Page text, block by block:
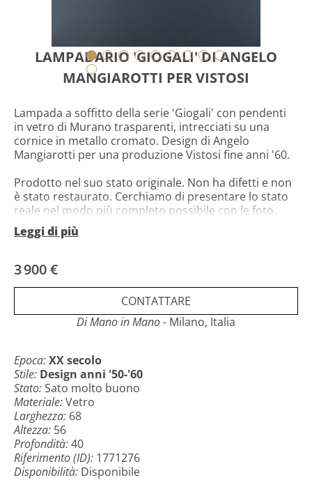
LAMPADARIO 'GIOGALI' DI ANGELO
MANGIAROTTI PER VISTOSI
Lampada a soffitto della serie 'Giogali' con pendenti
in vetro di Murano trasparenti, intrecciati su una
cornice in metallo cromato. Design di Angelo
Mangiarotti per una produzione Vistosi fine anni '60.
Prodotto nel suo stato originale. Non ha difetti e non
è stato restaurato. Cerchiamo di presentare lo stato
reale nel modo più completo possibile con le foto.
Qualora alcuni particolari non risultassero chiari dalle
foto, fa fede quanto riportato nella descrizione.
Leggi di più
3 900 €
CONTATTARE
Di Mano in Mano- Milano, Italia
Epoca:XX secolo
Stile: Design anni '50-'60
Stato:Sato molto buono
Materiale:Vetro
Larghezza: 68
Altezza: 56
Profondità:40
Riferimento (ID): 1771276
Disponibilità: Disponibile